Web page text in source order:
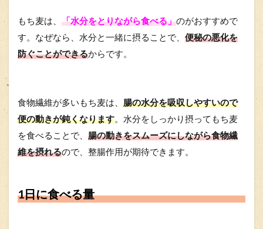
もち麦は、 「水分をとりながら食べる」のがおすすめで
す。なぜなら、水分と一緒に摂ることで、 便秘の悪化を
防ぐことができるからです。
食物繊維が多いもち麦は、 腸の水分を吸収しやすいので
便の動きが鈍くなります。水分をしっかり摂ってもち麦
を食べることで、 腸の動きをスムーズにしながら食物繊
維を摂れるので、整腸作用が期待できます。
1日に食べる量